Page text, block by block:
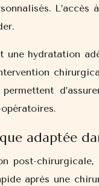
une hydratation
permettent
adaptée
post-
après une